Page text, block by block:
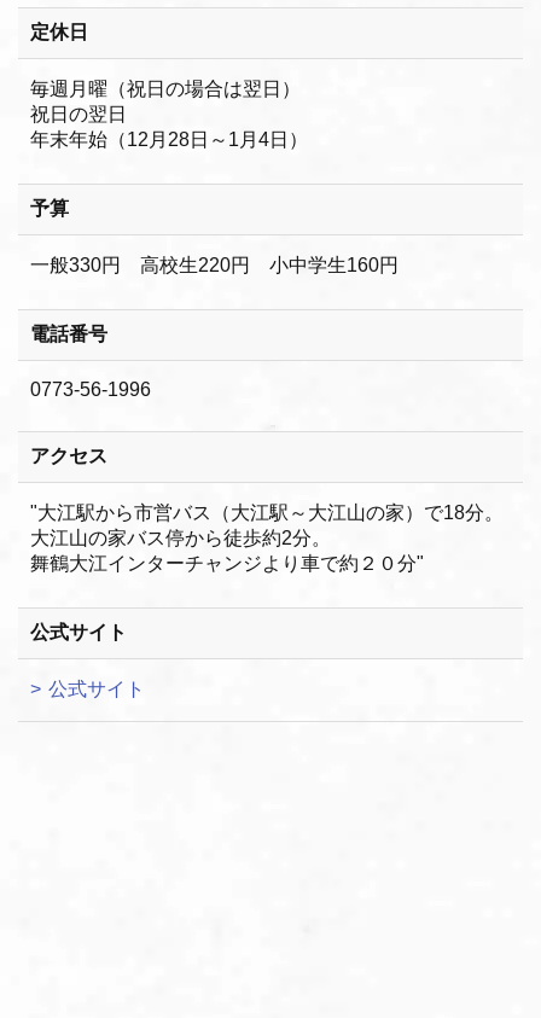
定休日
毎週月曜（祝日の場合は翌日）
祝日の翌日
年末年始（12月28日～1月4日）
予算
一般330円 高校生220円 小中学生160円
電話番号
0773-56-1996
アクセス
"大江駅から市営バス（大江駅～大江山の家）で18分。
大江山の家バス停から徒歩約2分。
舞鶴大江インターチャンジより車で約２０分"
公式サイト
公式サイト